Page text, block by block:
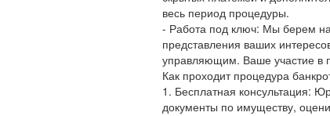
весь период процедуры.
- Работа под ключ: Мы берем
представления ваших
управляющим. Ваше участие в
Как проходит процедура
1. Бесплатная консультация:
документы по имуществу,